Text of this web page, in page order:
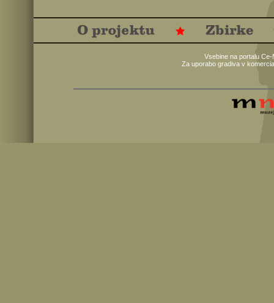
Vsebine na portalu
Za uporabo gradiva v